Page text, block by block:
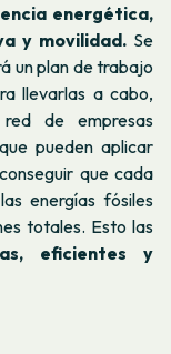
energética,
y movilidad. Se
un plan de trabajo
llevarlas a cabo,
red de empresas
pueden aplicar
que cada
energías fósiles
totales. Esto las
eficientes y